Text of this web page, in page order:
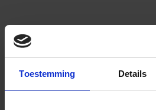
Toestemming Details